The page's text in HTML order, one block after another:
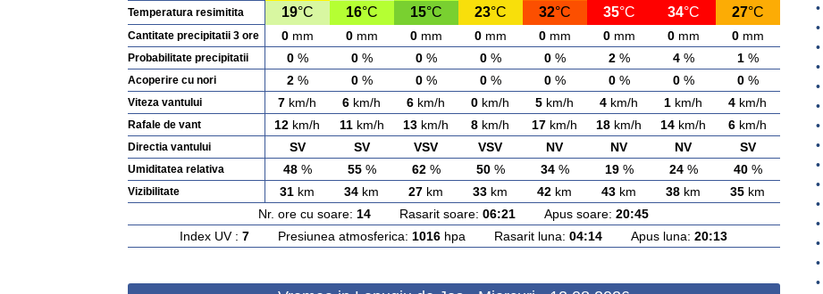
Temperatura resimitita 19°C 16°C 15°C 23°C 32°C 35°C 34°C 27°C
Cantitate precipitatii 3 ore 0mm 0mm 0mm 0mm 0mm 0mm 0mm 0mm
Probabilitate precipitatii 0% 0% 0% 0% 0% 2% 4% 1%
Acoperire cu nori 2% 0% 0% 0% 0% 0% 0% 0%
Viteza vantului 7 km/h 6 km/h 6 km/h 0 km/h 5 km/h 4 km/h 1 km/h 4 km/h
Rafale de vant 12 km/h 11km/h 13 km/h 8 km/h 17 km/h 18 km/h 14 km/h 6 km/h
Directia vantului SV SV VSV VSV NV NV NV SV
Umiditatea relativa 48% 55% 62% 50% 34% 19% 24% 40%
Vizibilitate 31 km 34 km 27 km 33 km 42 km 43 km 38 km 35 km
Nr. ore cu soare: 14 Rasarit soare: 06:21 Apus soare: 20:45
Index UV : 7 Presiunea atmosferica: 1016 hpa Rasarit luna: 04:14 Apus luna: 20:13
•
•
•
•
•
•
•
•
•
•
•
•
•
•
•